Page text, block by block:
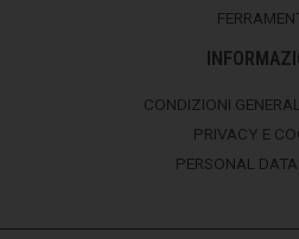
CONDIZIONI
PRIVACY E
PERSONAL